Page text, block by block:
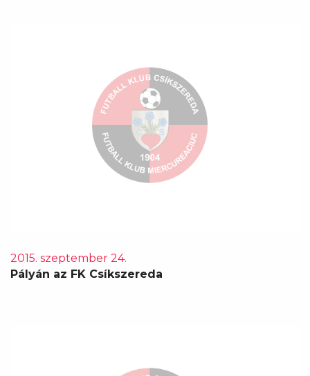
2015. szeptember 24.
Pályán az FK Csíkszereda